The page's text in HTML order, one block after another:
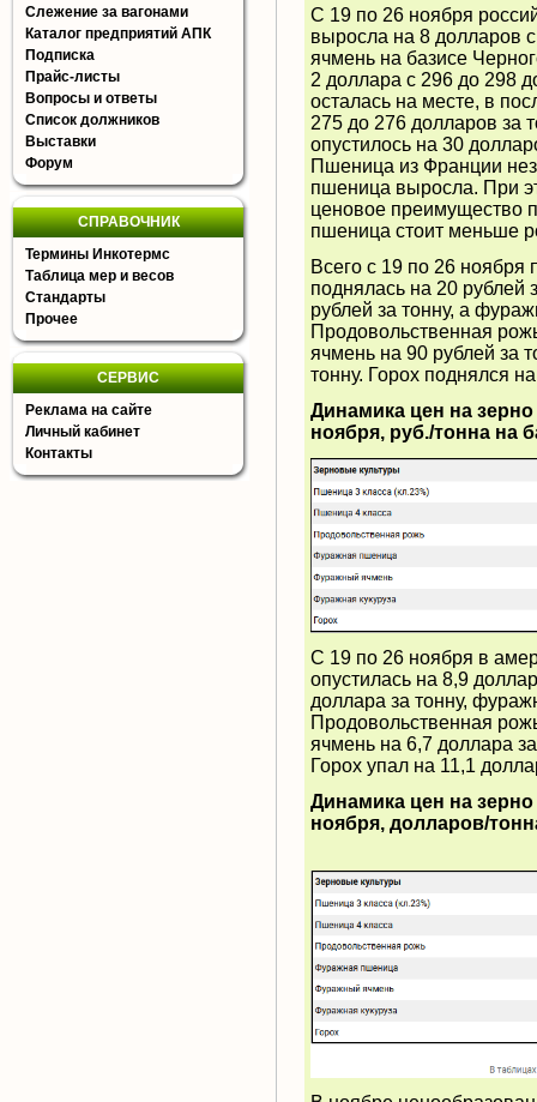
Слежение за вагонами
Каталог предприятий АПК
Подписка
Прайс-листы
Вопросы и ответы
Список должников
Выставки
Форум
СПРАВОЧНИК
Термины Инкотермс
Таблица мер и весов
Стандарты
Прочее
СЕРВИС
Реклама на сайте
Личный кабинет
Контакты
С 19 по 26 ноября
выросла на 8 долларов
ячмень на базисе
2 доллара с 296 до 298
осталась на месте, в
275 до 276 долларов за
опустилось на 30
Пшеница из Франции
пшеница выросла. При
ценовое преимущество
пшеница стоит меньше
Всего с 19 по 26 ноября
поднялась на 20 рублей
рублей за тонну, а
Продовольственная
ячмень на 90 рублей за
тонну. Горох поднялся
Динамика цен на
ноября, руб./тонна на
С 19 по 26 ноября в
опустилась на 8,9
доллара за тонну,
Продовольственная
ячмень на 6,7 доллара
Горох упал на 11,1
Динамика цен на
ноября, долларов/